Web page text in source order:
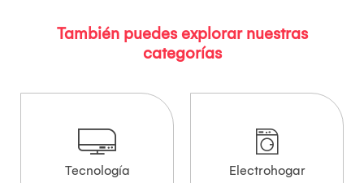
También puedes explorar nuestras
categorías
Tecnología Electrohogar